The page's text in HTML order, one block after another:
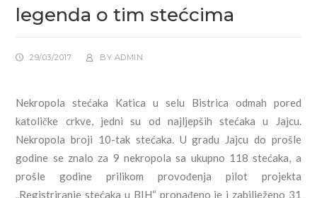
legenda o tim stećcima
29/03/2017 BY ADMIN
Nekropola stećaka Katica u selu Bistrica odmah pored
katoličke crkve, jedni su od najljepših stećaka u Jajcu.
Nekropola broji 10-tak stećaka. U gradu Jajcu do prošle
godine se znalo za 9 nekropola sa ukupno 118 stećaka, a
prošle godine prilikom provođenja pilot projekta
„Registriranje stećaka u BIH“ pronađeno je i zabilježeno 31